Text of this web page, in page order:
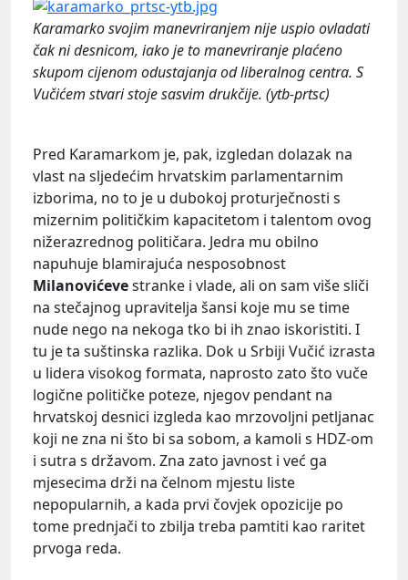
Karamarko svojim manevriranjem nije uspio ovladati
čak ni desnicom, iako je to manevriranje plaćeno
skupom cijenom odustajanja od liberalnog centra. S
Vučićem stvari stoje sasvim drukčije. (ytb-prtsc)
Pred Karamarkom je, pak, izgledan dolazak na
vlast na sljedećim hrvatskim parlamentarnim
izborima, no to je u dubokoj proturječnosti s
mizernim političkim kapacitetom i talentom ovog
nižerazrednog političara. Jedra mu obilno
napuhuje blamirajuća nesposobnost
Milanovićevestranke i vlade, ali on sam više sliči
na stečajnog upravitelja šansi koje mu se time
nude nego na nekoga tko bi ih znao iskoristiti. I
tu je ta suštinska razlika. Dok u Srbiji Vučić izrasta
u lidera visokog formata, naprosto zato što vuče
logične političke poteze, njegov pendant na
hrvatskoj desnici izgleda kao mrzovoljni petljanac
koji ne zna ni što bi sa sobom, a kamoli s HDZ-om
i sutra s državom. Zna zato javnost i već ga
mjesecima drži na čelnom mjestu liste
nepopularnih, a kada prvi čovjek opozicije po
tome prednjači to zbilja treba pamtiti kao raritet
prvoga reda.